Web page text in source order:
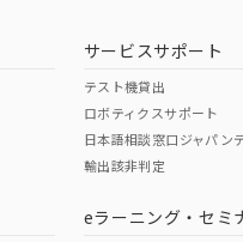
の製品の規格認証/適合状況ペー
サービスサポート
テスト機貸出
ロボティクスサポート
日本語相談窓口ジャパン
輸出該非判定
eラーニング・セミ